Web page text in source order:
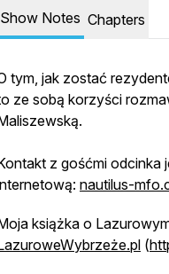
Show Notes Chapters
tym, jak zostać
ze sobą korzyści
z gośćmi odcinka
nautilus-
książka o
(